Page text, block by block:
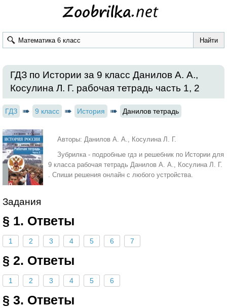
ГДЗ по Истории за 9 класс Данилов А. А.,
Косулина Л. Г. рабочая тетрадь часть 1, 2
ГДЗ 9 класс История Данилов тетрадь
Авторы: Данилов А. А., Косулина Л. Г.
Зубрилка - подробные гдз и решебник по Истории для
9 класса рабочая тетрадь Данилов А. А., Косулина Л. Г.
. Спиши решения онлайн с любого устройства.
Задания
§ 1. Ответы
1 2 3 4 5 6 7
§ 2. Ответы
1 2 3 4 5 6
§ 3. Ответы